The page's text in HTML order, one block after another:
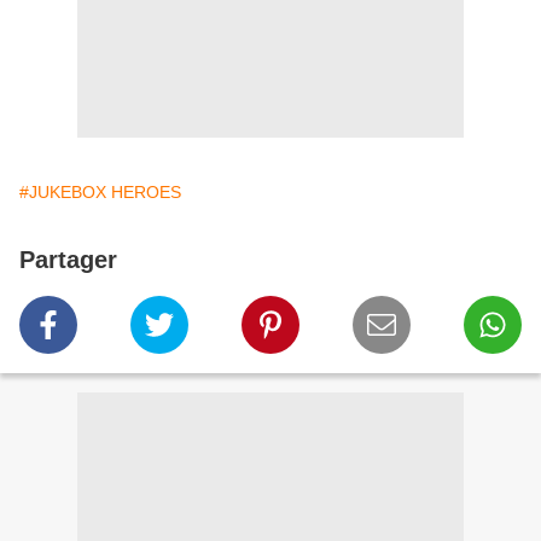
#JUKEBOX HEROES
Partager